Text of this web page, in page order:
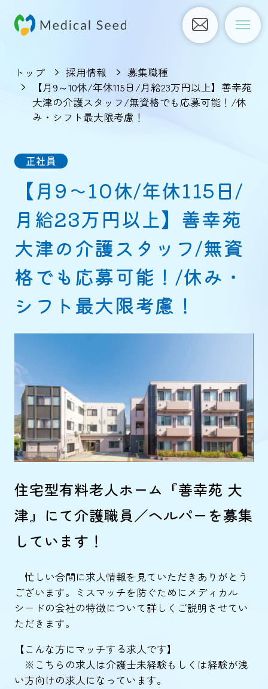
トップ 採用情報
募集職種
【月9～10休/年休115日/月給23万円以上】善幸苑
大津の介護スタッフ/無資格でも応募可能！/休
み・シフト最大限考慮！
正社員
【月9～10休/年休115日/
月給23万円以上】善幸苑
大津の介護スタッフ/無資
格でも応募可能！/休み・
シフト最大限考慮！
住宅型有料老人ホーム『善幸苑 大
津』にて介護職員／ヘルパーを募集
しています！
忙しい合間に求人情報を見ていただきありがとう
ございます。ミスマッチを防ぐためにメディカル
シードの会社の特徴について詳しくご説明させてい
ただきます。
【こんな方にマッチする求人です】
※こちらの求人は介護士未経験もしくは経験が浅
い方向けの求人になっています。